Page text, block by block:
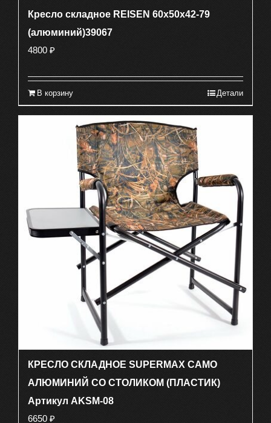
Кресло складное REISEN 60x50x42-79
(алюминий)39067
4800 ₽
В корзину Детали
КРЕСЛО СКЛАДНОЕ SUPERMAX CAMO
АЛЮМИНИЙ СО СТОЛИКОМ (ПЛАСТИК)
Артикул AKSM-08
6650 ₽